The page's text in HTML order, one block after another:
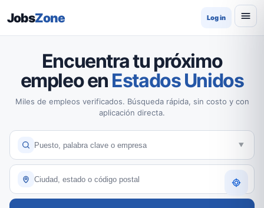
JobsZone Log in
Encuentra tu próximo
empleo en Estados Unidos
Miles de empleos verificados. Búsqueda rápida, sin costo y con
aplicación directa.